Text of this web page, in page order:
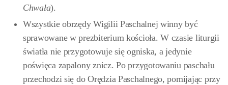
Chwała).
Wszystkie obrzędy Wigilii Paschalnej winny być
sprawowane w prezbiterium kościoła. W czasie liturgii
światła nie przygotowuje się ogniska, a jedynie
poświęca zapalony znicz. Po przygotowaniu paschału
przechodzi się do Orędzia Paschalnego, pomijając przy